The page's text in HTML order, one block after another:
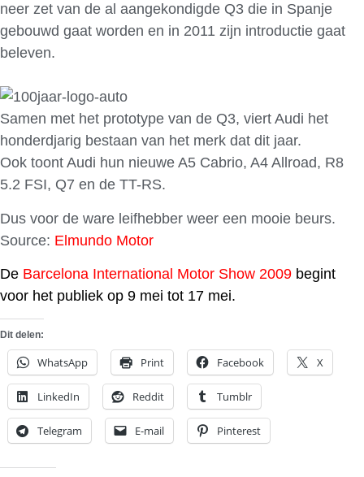
neer zet van de al aangekondigde Q3 die in Spanje
gebouwd gaat worden en in 2011 zijn introductie gaat
beleven.
Samen met het prototype van de Q3, viert Audi het
honderdjarig bestaan van het merk dat dit jaar.
Ook toont Audi hun nieuwe A5 Cabrio, A4 Allroad, R8
5.2 FSI, Q7 en de TT-RS.
Dus voor de ware leifhebber weer een mooie beurs.
Source: Elmundo Motor
De Barcelona International Motor Show 2009 begint
voor het publiek op 9 mei tot 17 mei.
Dit delen:
WhatsApp Print Facebook X
LinkedIn Reddit Tumblr
Telegram E-mail Pinterest